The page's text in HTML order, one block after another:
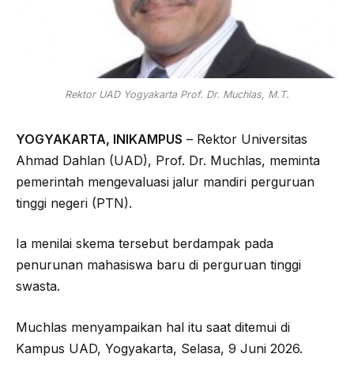
Rektor UAD Yogyakarta Prof. Dr. Muchlas, M.T.
YOGYAKARTA, INIKAMPUS – Rektor Universitas
Ahmad Dahlan (UAD), Prof. Dr. Muchlas, meminta
pemerintah mengevaluasi jalur mandiri perguruan
tinggi negeri (PTN).
Ia menilai skema tersebut berdampak pada
penurunan mahasiswa baru di perguruan tinggi
swasta.
Muchlas menyampaikan hal itu saat ditemui di
Kampus UAD, Yogyakarta, Selasa, 9 Juni 2026.